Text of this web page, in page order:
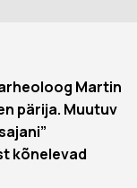
Martin
pärija. Muutuv
kõnelevad